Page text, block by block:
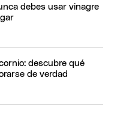
debes usar vinagre
descubre qué
de verdad